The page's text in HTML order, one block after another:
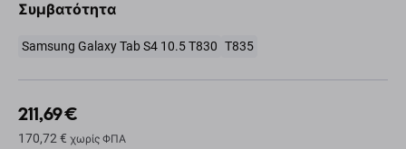
Συμβατότητα
Samsung Galaxy Tab S4 10.5 T830 T835
211,69 €
170,72 € χωρίς ΦΠΑ